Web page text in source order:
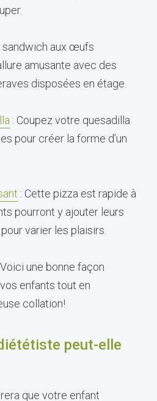
sandwich aux œufs
amusante avec des
disposées en étage.
: Coupez votre quesadilla
pour créer la forme d’un
: Cette pizza est rapide à
pourront y ajouter leurs
varier les plaisirs.
une bonne façon
vos enfants tout en
collation!
peut-elle
que votre enfant